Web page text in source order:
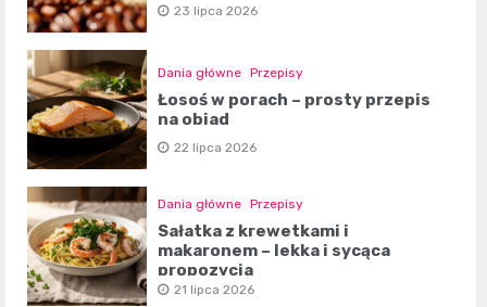
23 lipca 2026
Dania główne Przepisy
Łosoś w porach – prosty przepis
na obiad
22 lipca 2026
Dania główne Przepisy
Sałatka z krewetkami i
makaronem – lekka i sycąca
propozycja
21 lipca 2026